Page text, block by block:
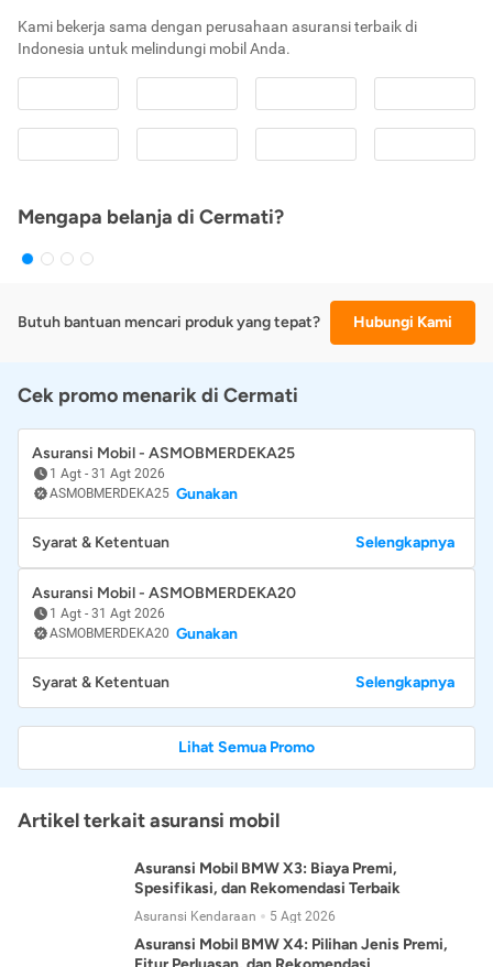
Kami bekerja sama dengan perusahaan asuransi terbaik di
Indonesia untuk melindungi mobil Anda.
Mengapa belanja di Cermati?
Butuh bantuan mencari produk yang tepat? Hubungi Kami
Cek promo menarik di Cermati
Asuransi Mobil - ASMOBMERDEKA25
1 Agt - 31 Agt 2026
ASMOBMERDEKA25 Gunakan
Syarat & Ketentuan Selengkapnya
Asuransi Mobil - ASMOBMERDEKA20
1 Agt - 31 Agt 2026
ASMOBMERDEKA20 Gunakan
Syarat & Ketentuan Selengkapnya
Lihat Semua Promo
Artikel terkait asuransi mobil
Asuransi Mobil BMW X3: Biaya Premi,
Spesifikasi, dan Rekomendasi Terbaik
Asuransi Kendaraan 5 Agt 2026
Asuransi Mobil BMW X4: Pilihan Jenis Premi,